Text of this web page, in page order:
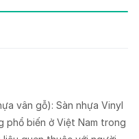
vân gỗ): Sàn nhựa Vinyl
phổ biến ở Việt Nam trong